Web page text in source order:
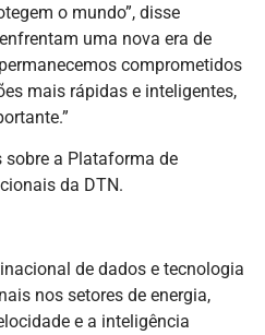
o mundo”, disse
uma nova era de
comprometidos
mais rápidas e inteligentes,
sobre a Plataforma de
da DTN.
de dados e tecnologia
nos setores de energia,
e a inteligência